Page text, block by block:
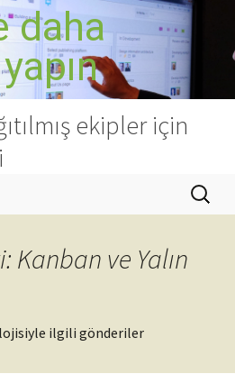
daha
ekipler için
Arama:
Kanban ve Yalın
ilgili gönderiler